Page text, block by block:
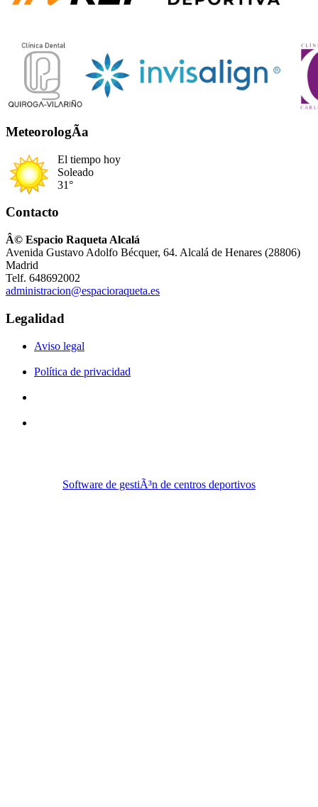
MeteorologÃ­a
El tiempo hoy
Soleado
31°
Contacto
Â© Espacio Raqueta Alcalá
Avenida Gustavo Adolfo Bécquer, 64. Alcalá de Henares (28806)
Madrid
Telf. 648692002
administracion@espacioraqueta.es
Legalidad
Aviso legal
Política de privacidad
Software de gestiÃ³n de centros deportivos